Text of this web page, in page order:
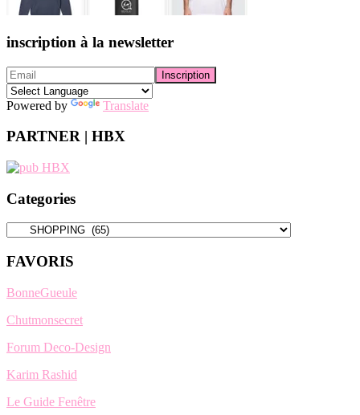
inscription à la newsletter
Powered by Translate
PARTNER | HBX
Categories
Categories
FAVORIS
BonneGueule
Chutmonsecret
Forum Deco-Design
Karim Rashid
Le Guide Fenêtre